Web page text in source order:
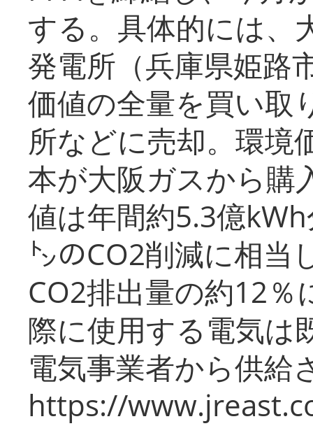
する。具体的には、
発電所（兵庫県姫路
価値の全量を買い取
所などに売却。環境
本が大阪ガスから購
値は年間約5.3億
㌧のCO2削減に相当
CO2排出量の約12％
際に使用する電気は
電気事業者から供給
https://